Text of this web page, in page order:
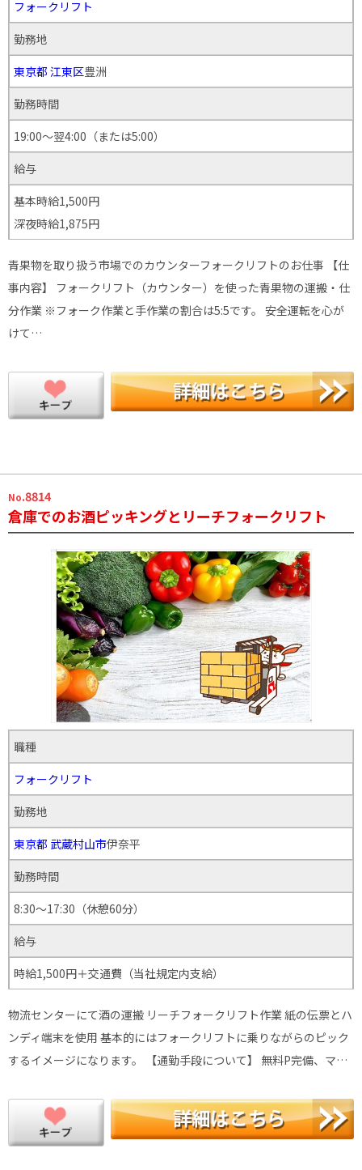
フォークリフト
勤務地
東京都 江東区豊洲
勤務時間
19:00～翌4:00（または5:00）
給与
基本時給1,500円
深夜時給1,875円
青果物を取り扱う市場でのカウンターフォークリフトのお仕事 【仕
事内容】 フォークリフト（カウンター）を使った青果物の運搬・仕
分作業 ※フォーク作業と手作業の割合は5:5です。 安全運転を心が
けて…
No.8814
倉庫でのお酒ピッキングとリーチフォークリフト
職種
フォークリフト
勤務地
東京都 武蔵村山市伊奈平
勤務時間
8:30～17:30（休憩60分）
給与
時給1,500円＋交通費（当社規定内支給）
物流センターにて酒の運搬 リーチフォークリフト作業 紙の伝票とハ
ンディ端末を使用 基本的にはフォークリフトに乗りながらのピック
するイメージになります。 【通勤手段について】 無料P完備、マ…